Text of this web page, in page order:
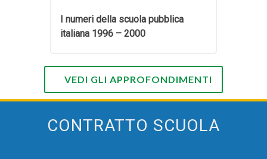
I numeri della scuola pubblica
italiana 1996 – 2000
VEDI GLI APPROFONDIMENTI
CONTRATTO SCUOLA